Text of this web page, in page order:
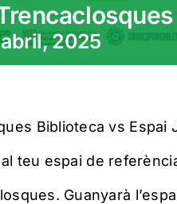
2025
Biblioteca vs Espai
al teu espai de
Guanyarà